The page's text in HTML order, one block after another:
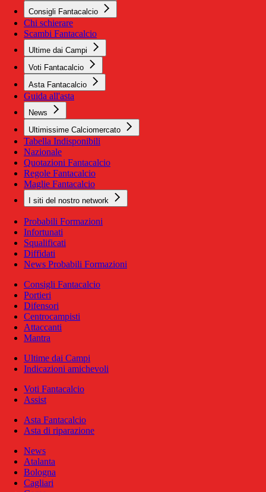
Consigli Fantacalcio
Chi schierare
Scambi Fantacalcio
Ultime dai Campi
Voti Fantacalcio
Asta Fantacalcio
Guida all'asta
News
Ultimissime Calciomercato
Tabella Indisponibili
Nazionale
Quotazioni Fantacalcio
Regole Fantacalcio
Maglie Fantacalcio
I siti del nostro network
Probabili Formazioni
Infortunati
Squalificati
Diffidati
News Probabili Formazioni
Consigli Fantacalcio
Portieri
Difensori
Centrocampisti
Attaccanti
Mantra
Ultime dai Campi
Indicazioni amichevoli
Voti Fantacalcio
Assist
Asta Fantacalcio
Asta di riparazione
News
Atalanta
Bologna
Cagliari